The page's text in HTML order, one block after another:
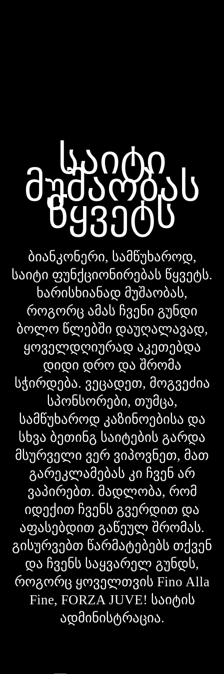
საიტი
მუშაობას
წყვეტს
ბიანკონერი, სამწუხაროდ,
საიტი ფუნქციონირებას წყვეტს.
ხარისხიანად მუშაობას,
როგორც ამას ჩვენი გუნდი
ბოლო წლებში დაუღალავად,
ყოველდღიურად აკეთებდა
დიდი დრო და შრომა
სჭირდება. ვეცადეთ, მოგვეძია
სპონსორები, თუმცა,
სამწუხაროდ კაზინოებისა და
სხვა ბეთინგ საიტების გარდა
მსურველი ვერ ვიპოვნეთ, მათ
გარეკლამებას კი ჩვენ არ
ვაპირებთ. მადლობა, რომ
იდექით ჩვენს გვერდით და
აფასებდით გაწეულ შრომას.
გისურვებთ წარმატებებს თქვენ
და ჩვენს საყვარელ გუნდს,
როგორც ყოველთვის Fino Alla
Fine, FORZA JUVE! საიტის
ადმინისტრაცია.